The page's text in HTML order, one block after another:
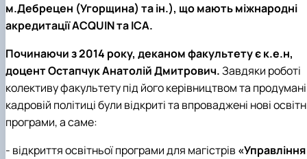
м.Дебрецен (Угорщина) та ін.), що мають міжнародні
акредитації ACQUIN та ICA.
Починаючи з 2014 року, деканом факультету є к.е.н,
доцент Остапчук Анатолій Дмитрович.Завдяки роботі
колективу факультету під його керівництвом та
кадровій політиці були відкриті та впроваджені нові
програми, а саме:
- відкриття освітньої програми для магістрів «Управління